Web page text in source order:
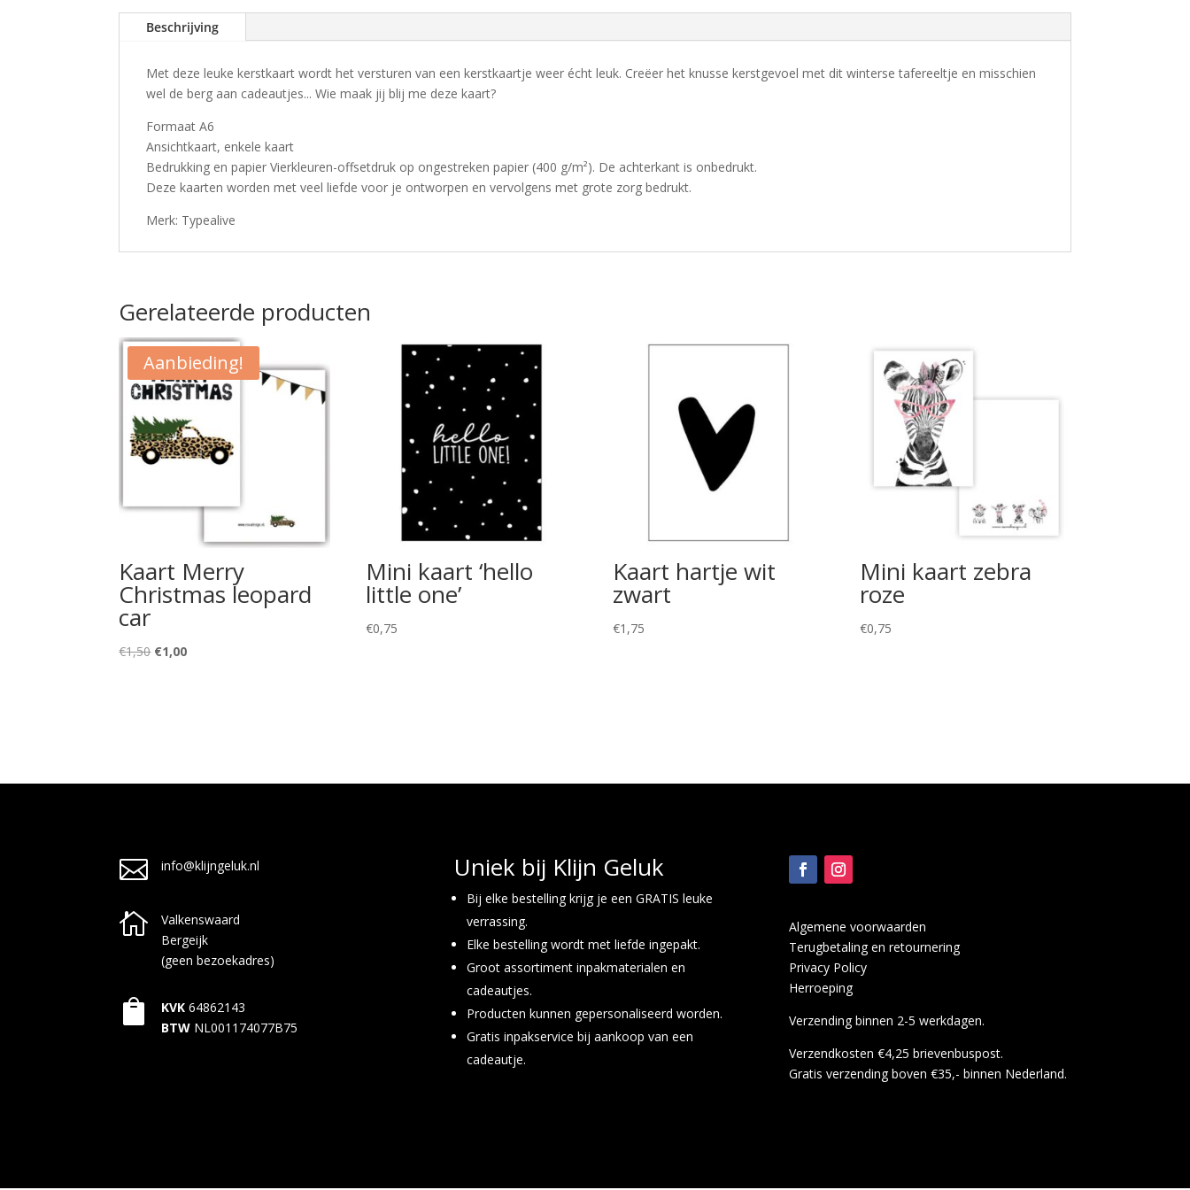
Beschrijving
Met deze leuke kerstkaart wordt het versturen van een kerstkaartje weer écht leuk. Creëer het knusse kerstgevoel met dit winterse tafereeltje en misschien
wel de berg aan cadeautjes... Wie maak jij blij me deze kaart?
Formaat A6
Ansichtkaart, enkele kaart
Bedrukking en papier Vierkleuren-offsetdruk op ongestreken papier (400 g/m²). De achterkant is onbedrukt.
Deze kaarten worden met veel liefde voor je ontworpen en vervolgens met grote zorg bedrukt.
Merk: Typealive
Gerelateerde producten
Aanbieding!
Kaart Merry
Christmas leopard
car
€1,50 Oorspronkelijke
€1,00Huidige
Mini kaart ‘hello
little one’
€0,75
Kaart hartje wit
zwart
€1,75
Mini kaart zebra
roze
€0,75
 info@klijngeluk.nl

Valkenswaard
Bergeijk
(geen bezoekadres)
 KVK 64862143
BTW NL001174077B75
Uniek bij Klijn Geluk
Bij elke bestelling krijg je een GRATIS leuke
verrassing.
Elke bestelling wordt met liefde ingepakt.
Groot assortiment inpakmaterialen en
cadeautjes.
Producten kunnen gepersonaliseerd worden.
Gratis inpakservice bij aankoop van een
cadeautje.
Algemene voorwaarden
Terugbetaling en retournering
Privacy Policy
Herroeping
Verzending binnen 2-5 werkdagen.
Verzendkosten €4,25 brievenbuspost.
Gratis verzending boven €35,- binnen Nederland.